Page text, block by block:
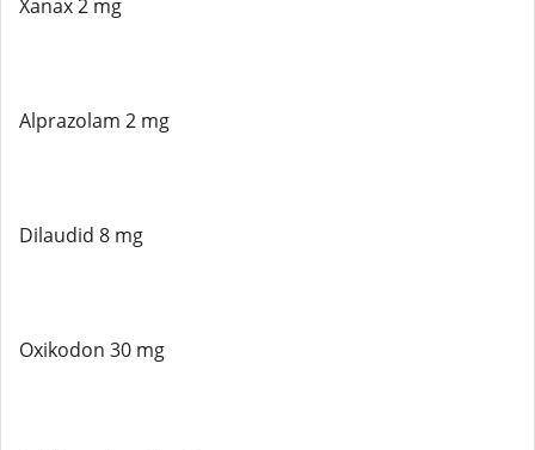
Xanax 2 mg
Alprazolam 2 mg
Dilaudid 8 mg
Oxikodon 30 mg